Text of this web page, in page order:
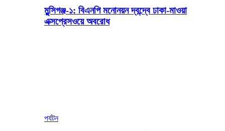
মুন্সিগঞ্জ-১: বিএনপি মনোনয়ন দ্বন্দ্বে ঢাকা-মাওয়া
এক্সপ্রেসওয়ে অবরোধ
পর্যটন